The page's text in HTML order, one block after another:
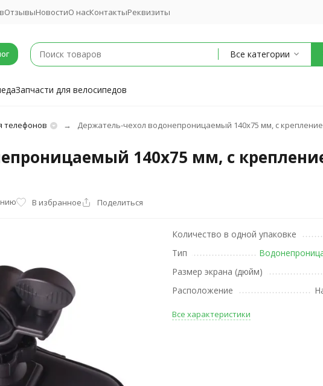
ОтзывыНовостиО насКонтактыРеквизиты
Все категории
Запчасти для велосипедов
телефонов Держатель-чехол водонепроницаемый 140х75 мм, с
140х75 мм, с
В избранное Поделиться
Количество в одной упаковке
Тип
Размер экрана (дюйм)
Расположение
Все характеристики